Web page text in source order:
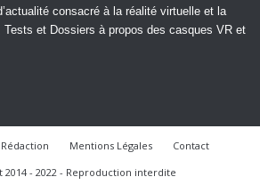
consacré à la réalité virtuelle et la
Tests et Dossiers à propos des casques VR et
Rédaction Mentions Légales
Contact
2014 - 2022 - Reproduction interdite